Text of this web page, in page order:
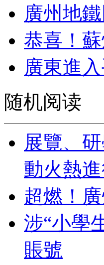
廣州地
恭喜！
廣東進
随机阅读
展覽、
動火熱
超燃！
涉“小學
賬號